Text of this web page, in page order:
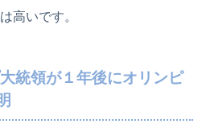
高いです。
統領が１年後にオリンピ